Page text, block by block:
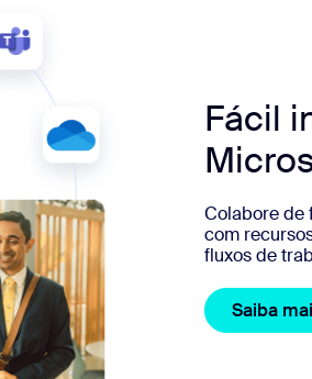
Fácil
Colabore de
com
fluxos de
Saiba